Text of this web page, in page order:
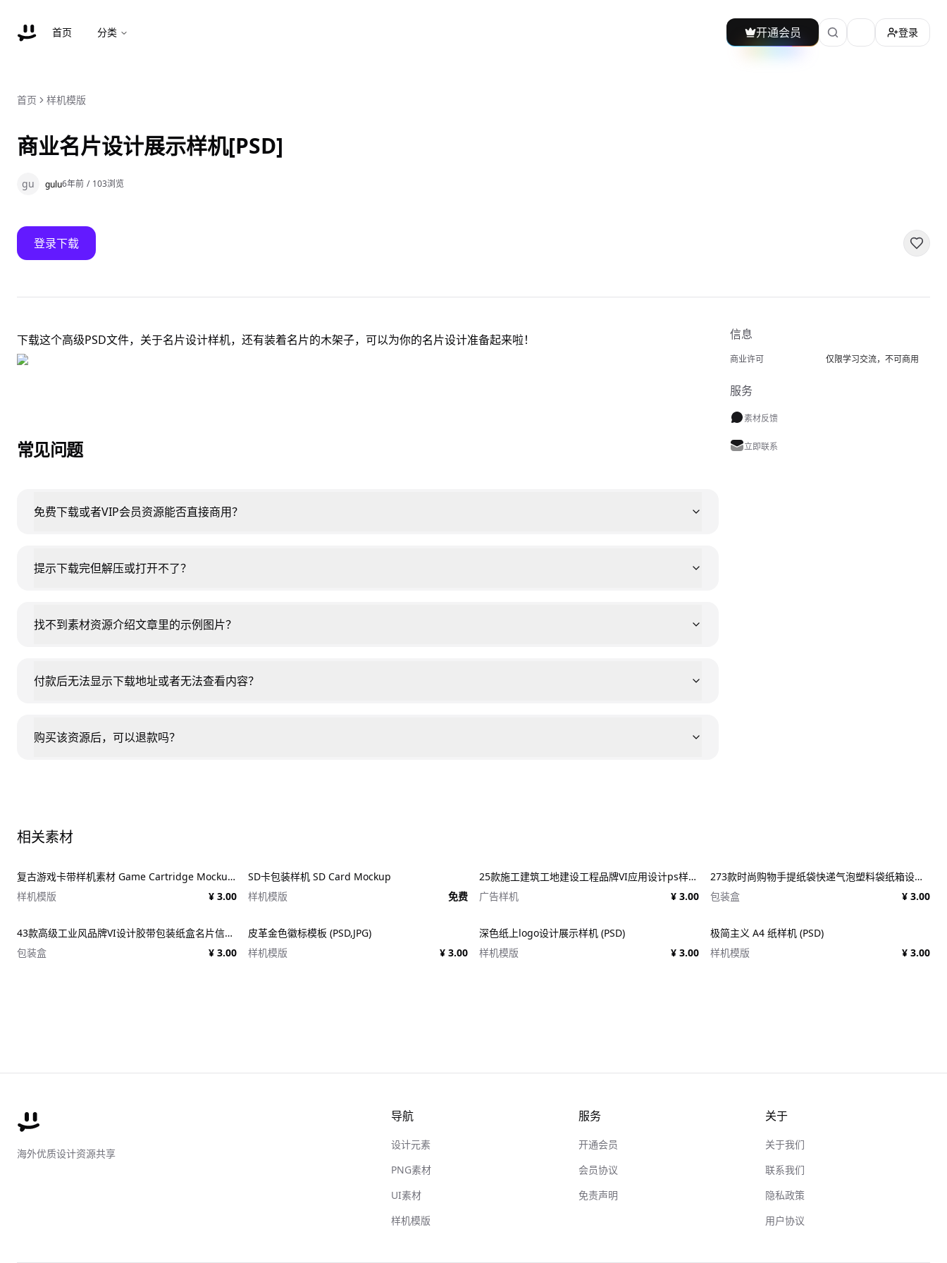
首页 分类 开通会员 加载主题切换
登录
首页 样机模版
商业名片设计展示样机[PSD]
gu gulu6年前 / 103浏览
登录下载
下载这个高级PSD文件，关于名片设计样机，还有装着名片的木架子，可以为你的名片设计准备起来啦！
常见问题
免费下载或者VIP会员资源能否直接商用？
提示下载完但解压或打开不了？
找不到素材资源介绍文章里的示例图片？
付款后无法显示下载地址或者无法查看内容？
购买该资源后，可以退款吗？
信息
商业许可 仅限学习交流，不可商用
服务
素材反馈
立即联系
相关素材
复古游戏卡带样机素材 Game Cartridge Mockup Bundle Retro
样机模版
¥ 3.00
SD卡包装样机 SD Card Mockup
样机模版
免费
25款施工建筑工地建设工程品牌VI应用设计ps样机素材展示效果图 25x Construction Mockup Bundle Vol.02
广告样机
¥ 3.00
273款时尚购物手提纸袋快递气泡塑料袋纸箱设计贴图PSD样机 Printhouse Mockups Bundle v.1
包装盒
¥ 3.00
43款高级工业风品牌VI设计胶带包装纸盒名片信纸信封展示效果图PSD样机 Duct tape &#038; Box mockups
包装盒
¥ 3.00
皮革金色徽标模板 (PSD,JPG)
样机模版
¥ 3.00
深色纸上logo设计展示样机 (PSD)
样机模版
¥ 3.00
极简主义 A4 纸样机 (PSD)
样机模版
¥ 3.00
海外优质设计资源共享
导航
设计元素
PNG素材
UI素材
样机模版
服务
开通会员
会员协议
免责声明
关于
关于我们
联系我们
隐私政策
用户协议